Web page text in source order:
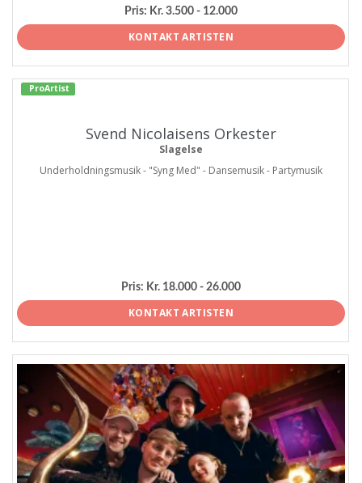
Pris: Kr. 3.500 - 12.000
KONTAKT ARTISTEN
ProArtist
Svend Nicolaisens Orkester
Slagelse
Underholdningsmusik - "Syng Med" - Dansemusik - Partymusik
Pris: Kr. 18.000 - 26.000
KONTAKT ARTISTEN